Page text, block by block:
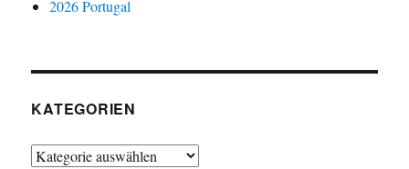
2026 Portugal
KATEGORIEN
Kategorien